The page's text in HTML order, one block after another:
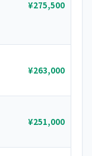
¥275,500
¥263,000
¥251,000